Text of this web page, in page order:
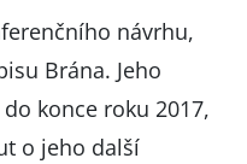
návrhu,
Brána. Jeho
konce roku 2017,
o jeho další